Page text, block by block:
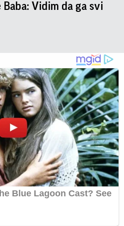
Vidim da ga svi